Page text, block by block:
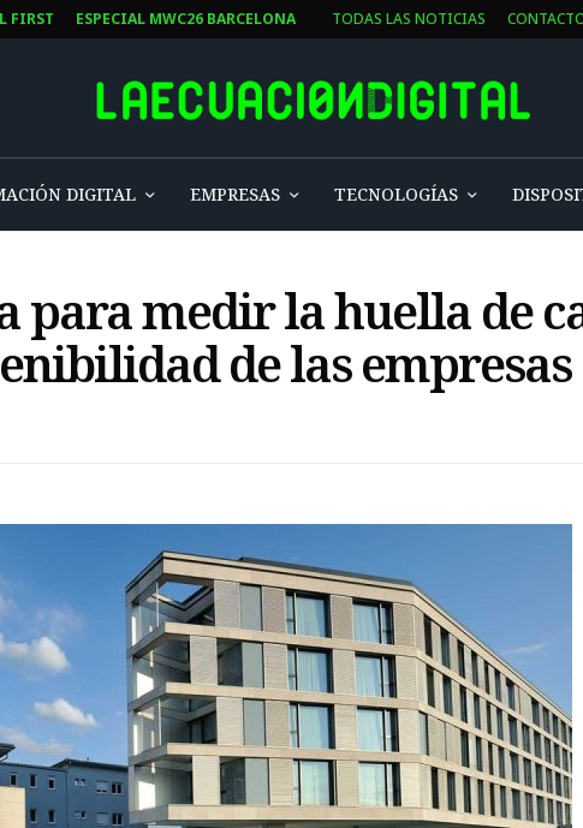
FIRST ESPECIAL MWC26 BARCELONA TODAS LAS NOTICIAS
DIGITAL EMPRESAS TECNOLOGÍAS
para medir la huella de
de las empresas